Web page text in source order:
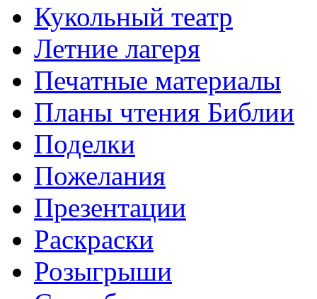
Кукольный театр
Летние лагеря
Печатные материалы
Планы чтения Библии
Поделки
Пожелания
Презентации
Раскраски
Розыгрыши